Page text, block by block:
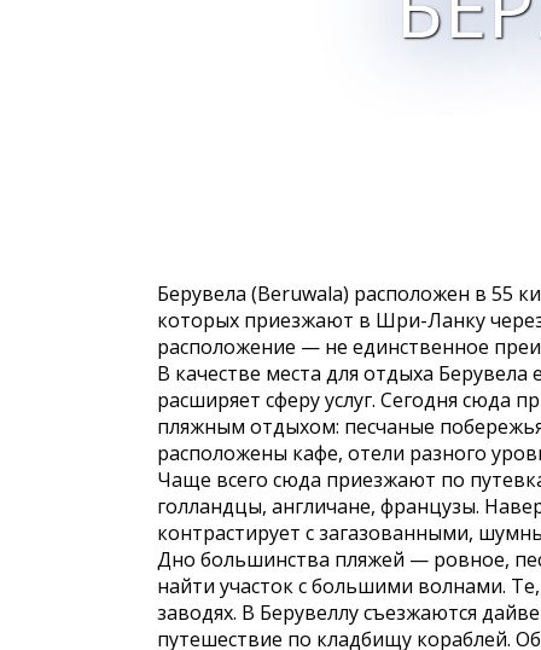
Берувела (Beruwala) расположен в 55
которых приезжают в Шри-Ланку
расположение — не единственное
В качестве места для отдыха
расширяет сферу услуг. Сегодня сюда
пляжным отдыхом: песчаные
расположены кафе, отели разного
Чаще всего сюда приезжают по
голландцы, англичане, французы.
контрастирует с загазованными,
Дно большинства пляжей — ровное,
найти участок с большими волнами.
заводях. В Берувеллу съезжаются
путешествие по кладбищу кораблей.